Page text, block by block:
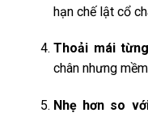
hạn chế lật cổ
Thoải mái
chân nhưng
Nhẹ hơn so